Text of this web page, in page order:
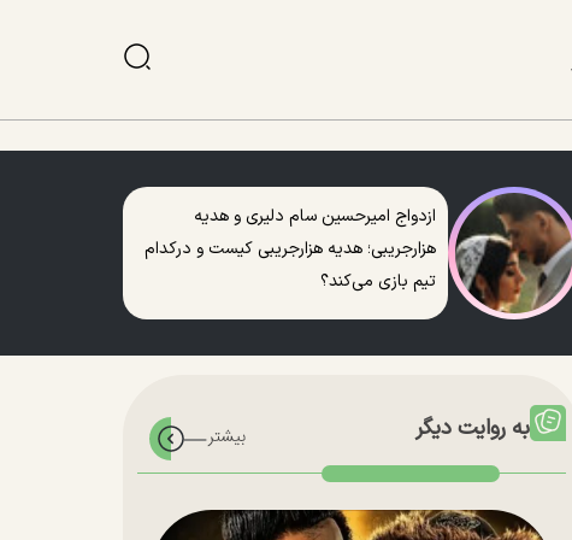
ازدواج امیرحسین سام دلیری و هدیه
هزارجریبی؛ هدیه هزارجریبی کیست و درکدام
تیم بازی می‌کند؟
به روایت دیگر